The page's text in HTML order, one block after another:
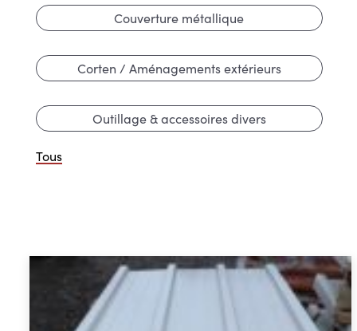
Couverture métallique
Corten / Aménagements extérieurs
Outillage & accessoires divers
Tous